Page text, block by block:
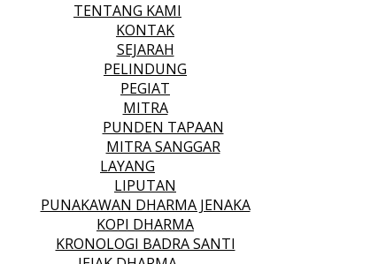
TENTANG KAMI
KONTAK
SEJARAH
PELINDUNG
PEGIAT
MITRA
PUNDEN TAPAAN
MITRA SANGGAR
LAYANG
LIPUTAN
PUNAKAWAN DHARMA JENAKA
KOPI DHARMA
KRONOLOGI BADRA SANTI